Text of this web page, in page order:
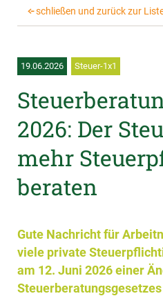
schließen und zurück zur
19.06.2026 Steuer-1x1
2026: Der
mehr
beraten
Gute Nachricht für
viele private
am 12. Juni 2026 einer